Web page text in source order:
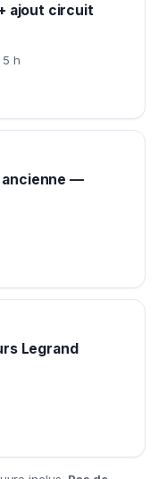
ajout circuit
5 h
ancienne —
Legrand